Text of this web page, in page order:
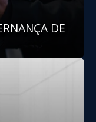
DE